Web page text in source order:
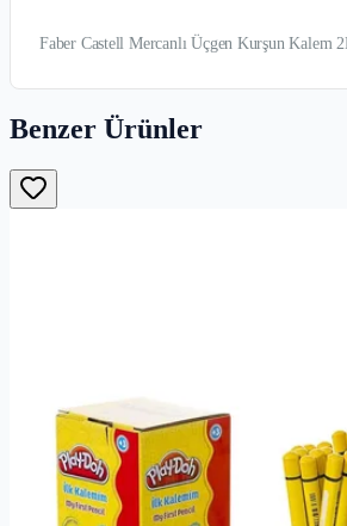
Faber Castell Mercanlı Üçgen Kurşun Kalem
Benzer Ürünler